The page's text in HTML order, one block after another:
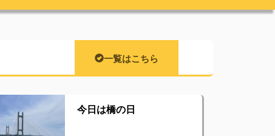
一覧はこちら
今日は橋の日